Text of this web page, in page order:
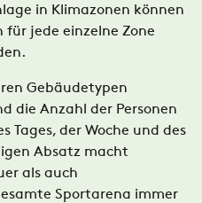
in Klimazonen können
für jede einzelne Zone
Gebäudetypen
die Anzahl der Personen
Tages, der Woche und des
Absatz macht
als auch
Sportarena immer